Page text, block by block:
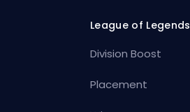
League of Legends
Division Boost
Placement